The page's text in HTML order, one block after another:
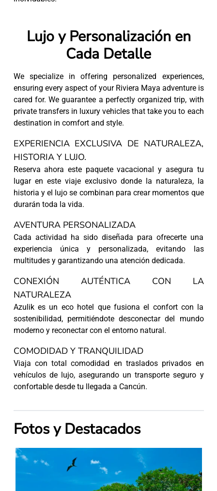
Lujo y Personalización en
Cada Detalle
We specialize in offering personalized experiences,
ensuring every aspect of your Riviera Maya adventure is
cared for. We guarantee a perfectly organized trip, with
private transfers in luxury vehicles that take you to each
destination in comfort and style.
EXPERIENCIA EXCLUSIVA DE NATURALEZA,
HISTORIA Y LUJO.
Reserva ahora este paquete vacacional y asegura tu
lugar en este viaje exclusivo donde la naturaleza, la
historia y el lujo se combinan para crear momentos que
durarán toda la vida.
AVENTURA PERSONALIZADA
Cada actividad ha sido diseñada para ofrecerte una
experiencia única y personalizada, evitando las
multitudes y garantizando una atención dedicada.
CONEXIÓN AUTÉNTICA CON LA
NATURALEZA
Azulik es un eco hotel que fusiona el confort con la
sostenibilidad, permitiéndote desconectar del mundo
moderno y reconectar con el entorno natural.
COMODIDAD Y TRANQUILIDAD
Viaja con total comodidad en traslados privados en
vehículos de lujo, asegurando un transporte seguro y
confortable desde tu llegada a Cancún.
Fotos y Destacados